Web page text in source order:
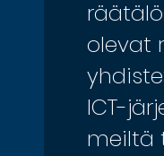
olevat
ICT-
meiltä